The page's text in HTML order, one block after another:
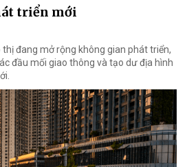
triển mới
đang mở rộng không gian phát triển,
đầu mối giao thông và tạo dư địa hình